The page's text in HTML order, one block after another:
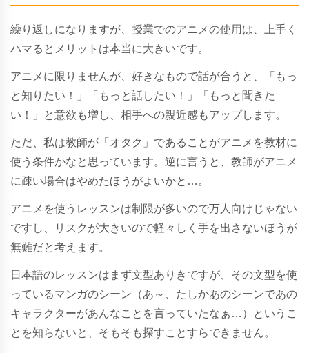
繰り返しになりますが、授業でのアニメの使用は、上手く
ハマるとメリットは本当に大きいです。
アニメに限りませんが、好きなもので話が合うと、「もっ
と知りたい！」「もっと話したい！」「もっと聞きた
い！」と意欲も増し、相手への親近感もアップします。
ただ、私は教師が「オタク」であることがアニメを教材に
使う条件かなと思っています。逆に言うと、教師がアニメ
に疎い場合はやめたほうがよいかと…。
アニメを使うレッスンは制限が多いので万人向けじゃない
ですし、リスクが大きいので軽々しく手を出さないほうが
無難だと考えます。
日本語のレッスンはまず文型ありきですが、その文型を使
っているマンガのシーン（あ～、たしかあのシーンであの
キャラクターがあんなことを言っていたなぁ…）というこ
とを知らないと、そもそも探すことすらできません。